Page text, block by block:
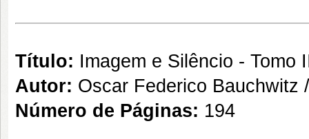
Título: Imagem e Silêncio - Tomo
Autor: Oscar Federico Bauchwitz
Número de Páginas: 194